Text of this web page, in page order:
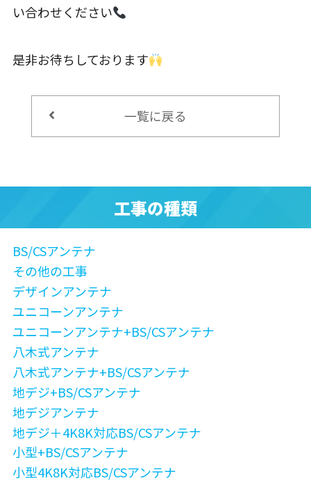
い合わせください
是非お待ちしております
一覧に戻る
工事の種類
BS/CSアンテナ
その他の工事
デザインアンテナ
ユニコーンアンテナ
ユニコーンアンテナ+BS/CSアンテナ
八木式アンテナ
八木式アンテナ+BS/CSアンテナ
地デジ+BS/CSアンテナ
地デジアンテナ
地デジ＋4K8K対応BS/CSアンテナ
小型+BS/CSアンテナ
小型4K8K対応BS/CSアンテナ